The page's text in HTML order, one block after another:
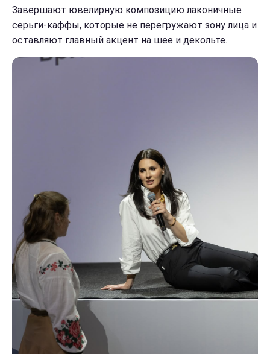
Завершают ювелирную композицию лаконичные
серьги-каффы, которые не перегружают зону лица и
оставляют главный акцент на шее и декольте.